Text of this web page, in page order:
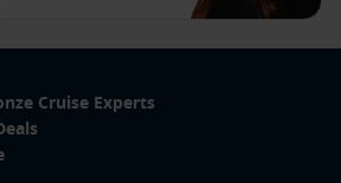
Cruise Experts